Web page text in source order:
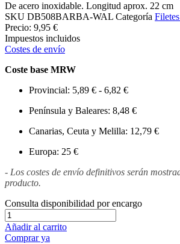
De acero inoxidable. Longitud aprox. 22 cm
SKU DB508BARBA-WAL Categoría
Precio: 9,95 €
Impuestos incluidos
Costes de envío
Coste base MRW
Provincial: 5,89 € - 6,82 €
Península y Baleares: 8,48 €
Canarias, Ceuta y Melilla: 12,79 €
Europa: 25 €
- Los costes de envío definitivos serán
producto.
Consulta disponibilidad por encargo
Añadir al carrito
Comprar ya